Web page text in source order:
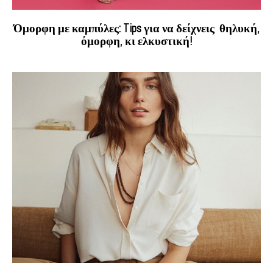
Όμορφη με καμπύλες: Tips για να δείχνεις θηλυκή,
όμορφη, κι ελκυστική!